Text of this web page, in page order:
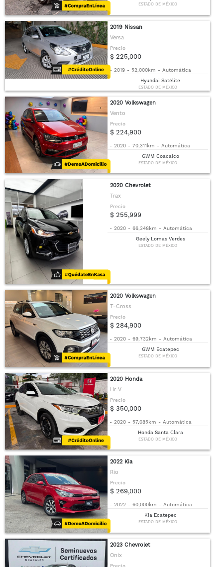
ESTADO DE MÉXICO
2019 Nissan
Versa
Precio
$ 225,000
- 2019 - 52,000km - Automática
Hyundai Satélite
ESTADO DE MÉXICO
2020 Volkswagen
Vento
Precio
$ 224,900
- 2020 - 70,311km - Automática
GWM Coacalco
ESTADO DE MÉXICO
2020 Chevrolet
Trax
Precio
$ 255,999
- 2020 - 66,348km - Automática
Geely Lomas Verdes
ESTADO DE MÉXICO
2020 Volkswagen
T-Cross
Precio
$ 284,900
- 2020 - 69,732km - Automática
GWM Ecatepec
ESTADO DE MÉXICO
2020 Honda
Hr-V
Precio
$ 350,000
- 2020 - 57,085km - Automática
Honda Santa Clara
ESTADO DE MÉXICO
2022 Kia
Rio
Precio
$ 269,000
- 2022 - 60,000km - Automática
Kia Ecatepec
ESTADO DE MÉXICO
2023 Chevrolet
Onix
Precio